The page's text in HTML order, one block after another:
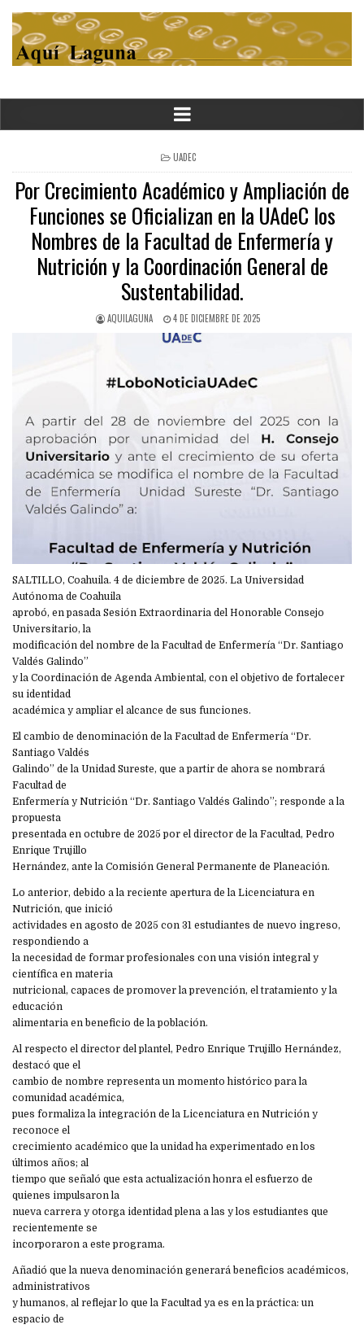
POSTED
IN
UADEC
Por Crecimiento Académico y Ampliación de
Funciones se Oficializan en la UAdeC los
Nombres de la Facultad de Enfermería y
Nutrición y la Coordinación General de
Sustentabilidad.
AQUILAGUNA 4 DE DICIEMBRE DE 2025
SALTILLO, Coahuila. 4 de diciembre de 2025. La Universidad
Autónoma de Coahuila
aprobó, en pasada Sesión Extraordinaria del Honorable Consejo
Universitario, la
modificación del nombre de la Facultad de Enfermería “Dr. Santiago
Valdés Galindo”
y la Coordinación de Agenda Ambiental, con el objetivo de fortalecer
su identidad
académica y ampliar el alcance de sus funciones.
El cambio de denominación de la Facultad de Enfermería “Dr.
Santiago Valdés
Galindo” de la Unidad Sureste, que a partir de ahora se nombrará
Facultad de
Enfermería y Nutrición “Dr. Santiago Valdés Galindo”; responde a la
propuesta
presentada en octubre de 2025 por el director de la Facultad, Pedro
Enrique Trujillo
Hernández, ante la Comisión General Permanente de Planeación.
Lo anterior, debido a la reciente apertura de la Licenciatura en
Nutrición, que inició
actividades en agosto de 2025 con 31 estudiantes de nuevo ingreso,
respondiendo a
la necesidad de formar profesionales con una visión integral y
científica en materia
nutricional, capaces de promover la prevención, el tratamiento y la
educación
alimentaria en beneficio de la población.
Al respecto el director del plantel, Pedro Enrique Trujillo Hernández,
destacó que el
cambio de nombre representa un momento histórico para la
comunidad académica,
pues formaliza la integración de la Licenciatura en Nutrición y
reconoce el
crecimiento académico que la unidad ha experimentado en los
últimos años; al
tiempo que señaló que esta actualización honra el esfuerzo de
quienes impulsaron la
nueva carrera y otorga identidad plena a las y los estudiantes que
recientemente se
incorporaron a este programa.
Añadió que la nueva denominación generará beneficios académicos,
administrativos
y humanos, al reflejar lo que la Facultad ya es en la práctica: un
espacio de